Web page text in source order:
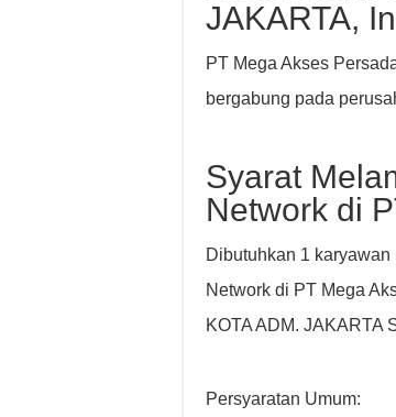
JAKARTA,
PT Mega Akses
bergabung pada
Syarat
Network di
Dibutuhkan 1
Network di PT Mega
KOTA ADM. JAKARTA
Persyaratan Umum: